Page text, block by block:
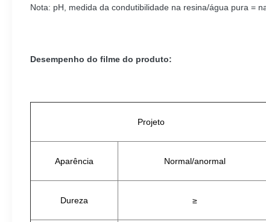
Nota: pH, medida da condutibilidade na resina/água pura =
Desempenho do filme do produto:
Projeto
Aparência Normal/anormal
Dureza ≥